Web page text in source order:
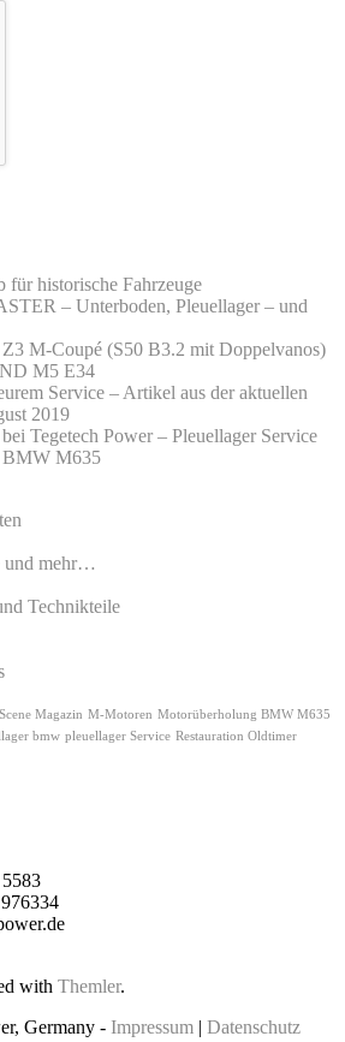
für historische Fahrzeuge
– Unterboden, Pleuellager – und
M-Coupé (S50 B3.2 mit Doppelvanos)
M5 E34
Service – Artikel aus der aktuellen
2019
Tegetech Power – Pleuellager Service
BMW M635
und mehr…
Technikteile
Magazin M-Motoren Motorüberholung BMW M635
bmw pleuellager Service Restauration Oldtimer
with Themler.
Germany - Impressum | Datenschutz